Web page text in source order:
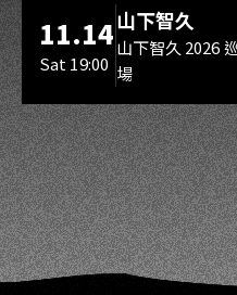
11.14
Sat 19:00
山下智久
山下智久 2026
場